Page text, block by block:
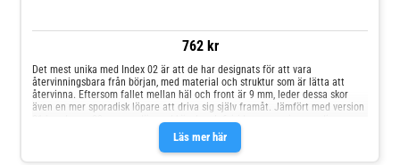
762 kr
Läs mer här
Det mest unika med Index 02 är att de har designats för att vara
återvinningsbara från början, med material och struktur som är lätta att
återvinna. Eftersom fallet mellan häl och front är 9 mm, leder dessa skor
även en mer sporadisk löpare att driva sig själv framåt. Jämfört med version
01 har denna 02 en mer dämpad känsla. - Infiriride suspension: medium
kudde i trestegs Salomon klassificeringssystem, gjord av TPU - EVA innersula
– Road Contagrip yttersula är precis hemma på asfalt - Bekväm, mjuk
ovandel med konstruerad mesh: materialet är tjockare och starkare där det